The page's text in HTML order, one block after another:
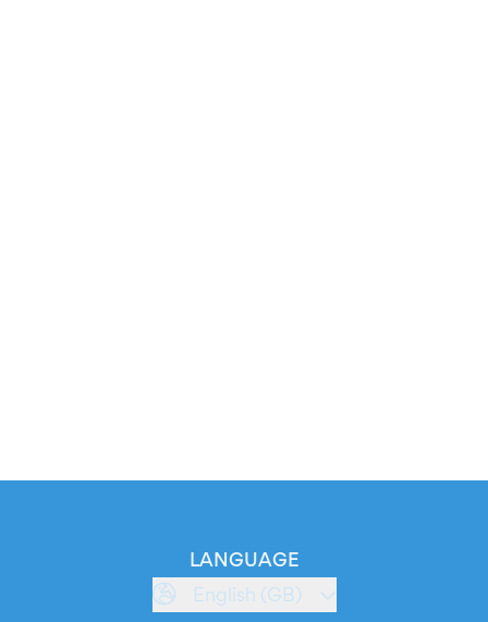
LANGUAGE
English (GB)